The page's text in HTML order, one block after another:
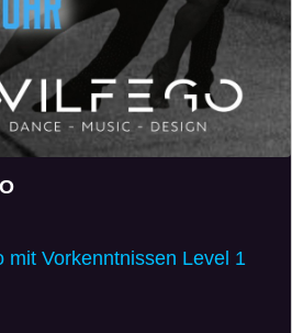
mit Vorkenntnissen Level 1